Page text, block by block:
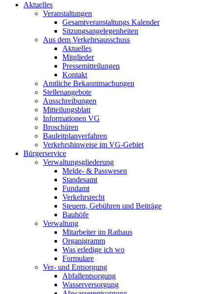
Aktuelles
Veranstaltungen
Gesamtveranstaltungs Kalender
Sitzungsangelegenheiten
Aus dem Verkehrsausschuss
Aktuelles
Mitglieder
Pressemitteilungen
Kontakt
Amtliche Bekanntmachungen
Stellenangebote
Ausschreibungen
Mitteilungsblatt
Informationen VG
Broschüren
Bauleitplanverfahren
Verkehrshinweise im VG-Gebiet
Bürgerservice
Verwaltungsgliederung
Melde- & Passwesen
Standesamt
Fundamt
Verkehrsrecht
Steuern, Gebühren und Beiträge
Bauhöfe
Verwaltung
Mitarbeiter im Rathaus
Organigramm
Was erledige ich wo
Formulare
Ver- und Entsorgung
Abfallentsorgung
Wasserversorgung